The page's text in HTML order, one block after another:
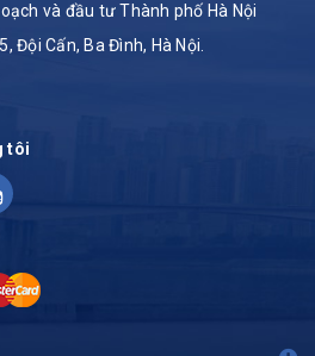
và đầu tư Thành phố Hà Nội
Đội Cấn, Ba Đình, Hà Nội.
tôi